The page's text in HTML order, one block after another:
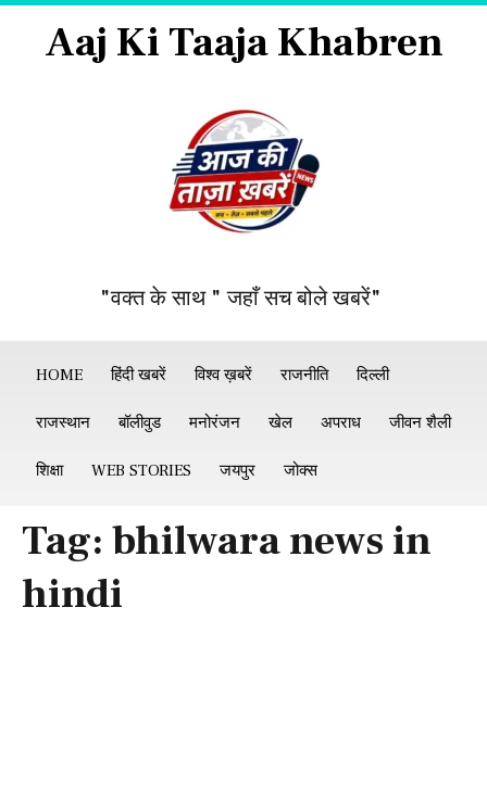
Aaj Ki Taaja Khabren
"वक्त के साथ " जहाँ सच बोले खबरें"
HOME हिंदी खबरें विश्व ख़बरें राजनीति दिल्ली
राजस्थान बॉलीवुड मनोरंजन खेल अपराध जीवन शैली
शिक्षा WEB STORIES जयपुर जोक्स
Tag: bhilwara news in
hindi